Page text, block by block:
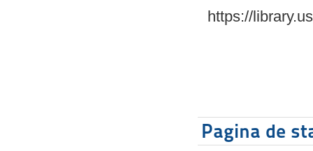
https://
Pagina de